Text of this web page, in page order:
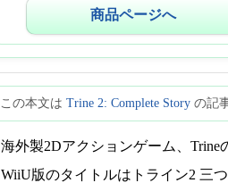
商品ページへ
この本文は Trine 2: Complete Story の記
海外製2Dアクションゲーム、Trine
WiiU版のタイトルはトライン2 三